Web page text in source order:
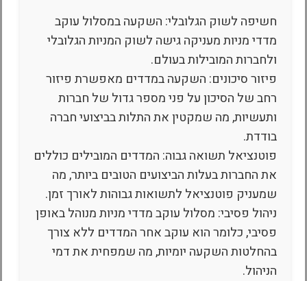
חשיפה לשוק הגלובלי: השקעה במסלול עוקב
מדדי מניות מעניקה גישה לשוק המניות הגלובלי
ולחברות המובילות בעולם.
פיזור סיכונים: השקעה במדדים מאפשרת פיזור
רחב של הסיכון על פני מספר גדול של חברות
ותעשיות, מה שמקטין את התלות בביצועי חברה
בודדת.
פוטנציאל תשואה גבוה: המדדים המובילים כוללים
את החברות בעלות הביצועים הטובים ביותר, מה
שמעניק פוטנציאל לתשואות גבוהות לאורך זמן.
ניהול פסיבי: מסלול עוקב מדדי מניות מנוהל באופן
פסיבי, כלומר הוא עוקב אחר המדדים ללא צורך
בהחלטות השקעה יומיות, מה שמפחית את דמי
הניהול.